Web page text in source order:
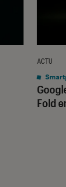
Fold
ACTU